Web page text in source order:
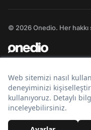
© 2026 Onedio. Her hakkı
Bir